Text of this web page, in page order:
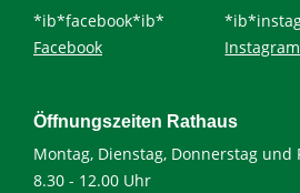
*ib*facebook*ib*
Facebook
Instagram
Öffnungszeiten Rathaus
Montag, Dienstag, Donnerstag und
8.30 - 12.00 Uhr